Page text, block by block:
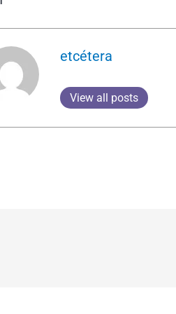
etcétera
View all posts